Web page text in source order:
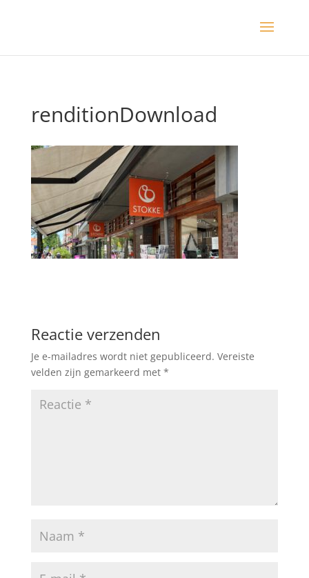
renditionDownload
Reactie verzenden
Je e-mailadres wordt niet gepubliceerd. Vereiste
velden zijn gemarkeerd met *